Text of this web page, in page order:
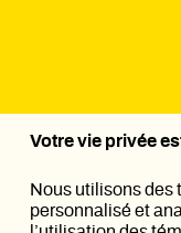
Votre vie privée
Nous utilisons des
personnalisé et